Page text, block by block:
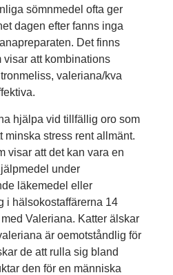
sömnmedel ofta ger
dagen efter fanns inga
Det finns
att kombinations
valeriana/kva
hjälpa vid tillfällig oro som
minska stress rent allmänt.
visar att det kan vara en
under
läkemedel eller
i hälsokostaffärerna 14
Valeriana. Katter älskar
är oemotståndlig för
de att rulla sig bland
den för en människa